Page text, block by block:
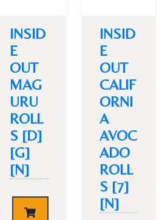
INSID
E
OUT
MAG
URU
ROLL
S [D]
[G]
[N]
9,50
INSID
E
OUT
CALIF
ORNI
A
AVOC
ADO
ROLL
S [7]
[N]